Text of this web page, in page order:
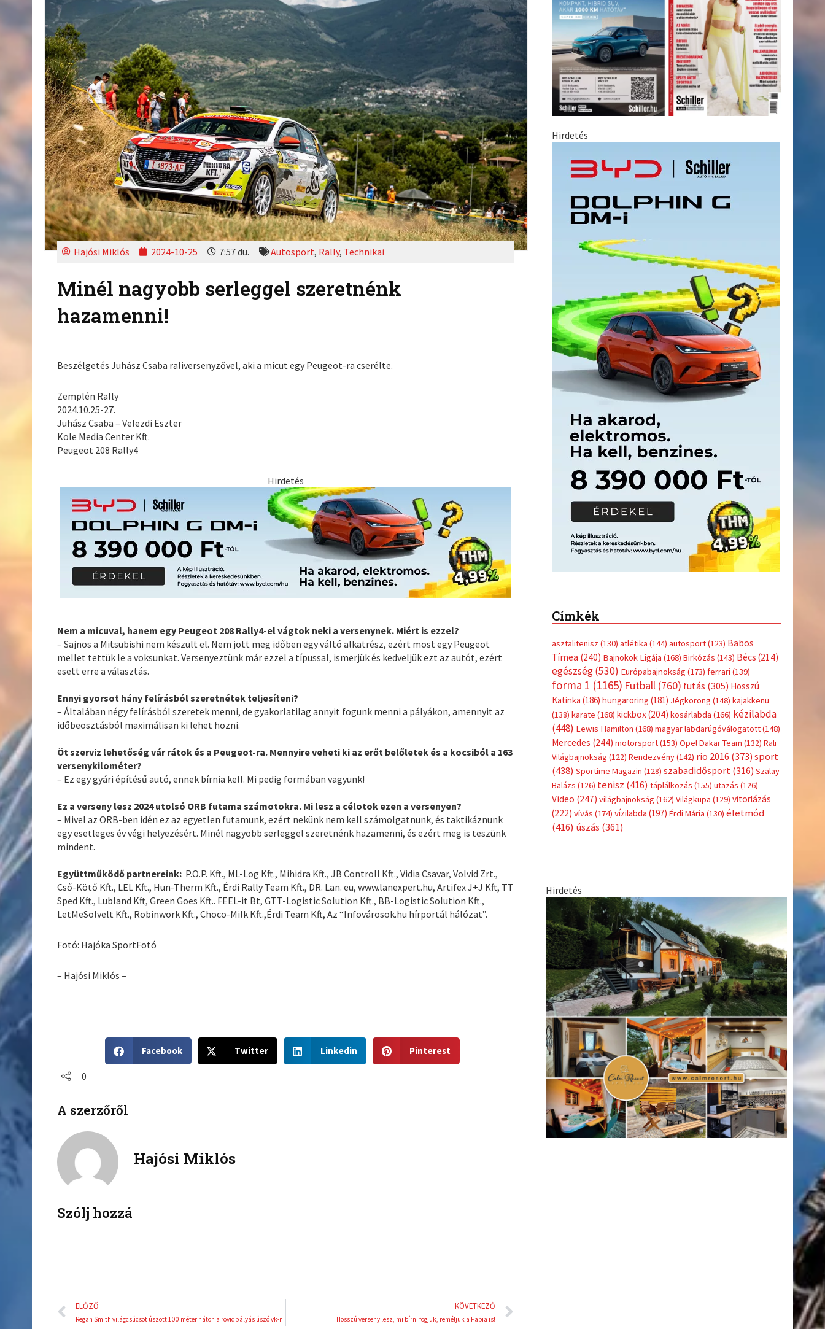
Hajósi Miklós 2024-10-25 7:57 du. Autosport, Rally, Technikai
Minél nagyobb serleggel szeretnénk
hazamenni!
Beszélgetés Juhász Csaba raliversenyzővel, aki a micut egy Peugeot-ra cserélte.
Zemplén Rally
2024.10.25-27.
Juhász Csaba – Velezdi Eszter
Kole Media Center Kft.
Peugeot 208 Rally4
Hirdetés
Nem a micuval, hanem egy Peugeot 208 Rally4-el vágtok neki a versenynek. Miért is ezzel?
– Sajnos a Mitsubishi nem készült el. Nem jött meg időben egy váltó alkatrész, ezért most egy Peugeot
mellet tettük le a voksunkat. Versenyeztünk már ezzel a típussal, ismerjük és kedveljük ezt az autót, ezért
esett erre a választás.
Ennyi gyorsot hány felírásból szeretnétek teljesíteni?
– Általában négy felírásból szeretek menni, de gyakorlatilag annyit fogunk menni a pályákon, amennyit az
időbeosztásból maximálisan ki lehet hozni.
Öt szerviz lehetőség vár rátok és a Peugeot-ra. Mennyire veheti ki az erőt belőletek és a kocsiból a 163
versenykilométer?
– Ez egy gyári építésű autó, ennek bírnia kell. Mi pedig formában vagyunk!
Ez a verseny lesz 2024 utolsó ORB futama számotokra. Mi lesz a célotok ezen a versenyen?
– Mivel az ORB-ben idén ez az egyetlen futamunk, ezért nekünk nem kell számolgatnunk, és taktikáznunk
egy esetleges év végi helyezésért. Minél nagyobb serleggel szeretnénk hazamenni, és ezért meg is teszünk
mindent.
Együttműködő partnereink: P.O.P. Kft., ML-Log Kft., Mihidra Kft., JB Controll Kft., Vidia Csavar, Volvid Zrt.,
Cső-Kötő Kft., LEL Kft., Hun-Therm Kft., Érdi Rally Team Kft., DR. Lan. eu, www.lanexpert.hu, Artifex J+J Kft, TT
Sped Kft., Lubland Kft, Green Goes Kft.. FEEL-it Bt, GTT-Logistic Solution Kft., BB-Logistic Solution Kft.,
LetMeSolvelt Kft., Robinwork Kft., Choco-Milk Kft.,Érdi Team Kft, Az “Infovárosok.hu hírportál hálózat”.
Fotó: Hajóka SportFotó
– Hajósi Miklós –
h
o
c
o
Facebook
h
w
i
Twitter
h
Linkedin
h
Pinterest
0
A szerzőről
Hajósi Miklós
Szólj hozzá
Előző
ELŐZŐ
Regan Smith világcsúcsot úszott 100 méter háton a rövidpályás úszó vk-n
KÖVETKEZŐ
Hosszú verseny lesz, mi bírni fogjuk, reméljük a Fabia is!
Hirdetés
Címkék
asztalitenisz (130) atlétika (144) autosport(123) Babos
Tímea (240) Bajnokok Ligája (168) Birkózás (143) Bécs (214)
egészség(530) Európabajnokság (173) ferrari (139)
forma 1 (1165) Futball(760) futás (305) Hosszú
Katinka (186) hungaroring (181) Jégkorong (148) kajakkenu
(138) karate (168) kickbox(204) kosárlabda (166) kézilabda
(448) Lewis Hamilton (168) magyar labdarúgóválogatott(148)
Mercedes (244) motorsport(153) Opel Dakar Team (132) Rali
Világbajnokság (122) Rendezvény(142) rio 2016 (373) sport
(438) Sportime Magazin (128) szabadidősport (316) Szalay
Balázs (126) tenisz (416) táplálkozás (155) utazás (126)
Video (247) világbajnokság (162) Világkupa (129) vitorlázás
(222) vívás (174) vízilabda (197) Érdi Mária (130) életmód
(416) úszás (361)
Hirdetés